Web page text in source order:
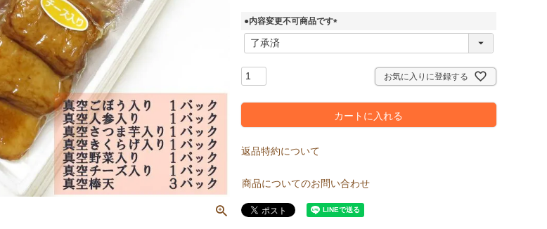
●内容変更不可商品です
(
お気に入りに登録する
カートに入れる
返品特約について
商品についてのお問い合わせ